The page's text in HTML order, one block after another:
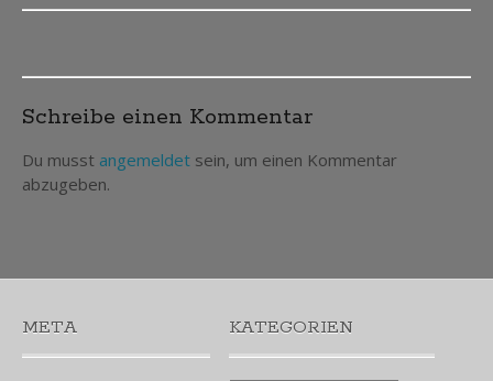
Post
navigation
Schreibe einen Kommentar
Du musst angemeldet sein, um einen Kommentar
abzugeben.
META KATEGORIEN